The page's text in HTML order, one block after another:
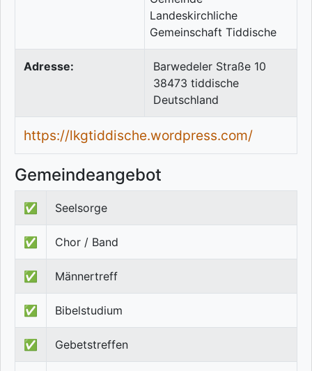
Adresse:
Barwedeler Straße 10
38473 tiddische
Deutschland
https://lkgtiddische.wordpress.com/
Gemeindeangebot
✅ Seelsorge
✅ Chor / Band
✅ Männertreff
✅ Bibelstudium
✅ Gebetstreffen